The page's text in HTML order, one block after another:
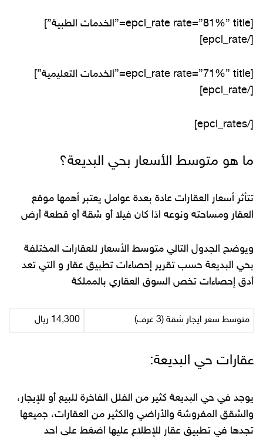
[epcl_rate rate=”81%” title=”الخدمات الطبية”]
[/epcl_rate]
[epcl_rate rate=”71%” title=”الخدمات التعليمية”]
[/epcl_rate]
[/epcl_rates]
ما هو متوسط الأسعار بحي البديعة؟
تتأثر أسعار العقارات عادة بعدة عوامل يعتبر أهمها موقع
العقار ومساحته ونوعه اذا كان فيلا أو شقة أو قطعة أرض
ويوضح الجدول التالي متوسط الأسعار للعقارات المختلفة
بحي البديعة حسب تقرير إحصاءات تطبيق عقار و التي تعد
أدق إحصاءات تخص السوق العقاري بالمملكة
متوسط سعر ايجار شقة (3 غرف) 14,300 ريال
عقارات حي البديعة:
يوجد في حي البديعة كثير من الفلل الفاخرة للبيع أو للإيجار،
والشقق المفروشة والأراضي والكثير من العقارات، جميعها
تجدها في تطبيق عقار للإطلاع عليها اضغط على احد